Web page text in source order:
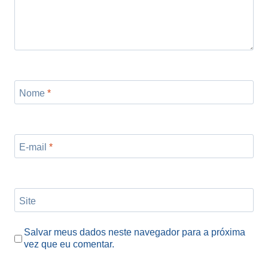
Nome *
E-mail *
Site
Salvar meus dados neste navegador para a próxima
vez que eu comentar.